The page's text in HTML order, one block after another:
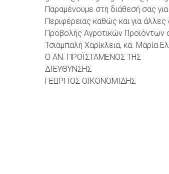
Παραμένουμε στη διάθεσή σας
Περιφέρειας καθώς και για
Προβολής Αγροτικών Προϊόντων
Τσιαμπαλή Χαρίκλεια, κα. Μαρία
Ο ΑΝ. ΠΡΟΪΣΤΑΜΕΝΟΣ ΤΗΣ
ΔΙΕΥΘΥΝΣΗΣ
ΓΕΩΡΓΙΟΣ ΟΙΚΟΝΟΜΙΔΗΣ